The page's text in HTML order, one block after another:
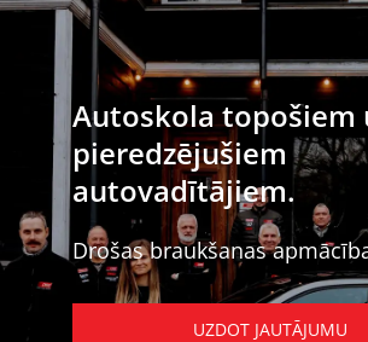
Autoskola topošiem
pieredzējušiem
autovadītājiem.
Drošas braukšanas
UZDOT JAUTĀJUMU